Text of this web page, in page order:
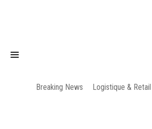
Breaking News Logistique & Retail